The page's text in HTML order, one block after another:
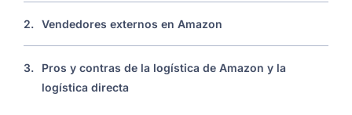
2. Vendedores externos en Amazon
3.
Pros y contras de la logística de Amazon y la
logística directa